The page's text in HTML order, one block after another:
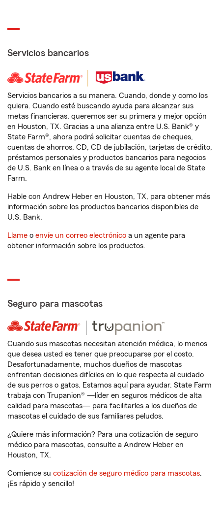
Servicios bancarios
Servicios bancarios a su manera. Cuando, donde y como los
quiera. Cuando esté buscando ayuda para alcanzar sus
metas financieras, queremos ser su primera y mejor opción
en Houston, TX. Gracias a una alianza entre U.S. Bank® y
State Farm®, ahora podrá solicitar cuentas de cheques,
cuentas de ahorros, CD, CD de jubilación, tarjetas de crédito,
préstamos personales y productos bancarios para negocios
de U.S. Bank en línea o a través de su agente local de State
Farm.
Hable con Andrew Heber en Houston, TX, para obtener más
información sobre los productos bancarios disponibles de
U.S. Bank.
Llame o envíe un correo electrónico a un agente para
obtener información sobre los productos.
Seguro para mascotas
Cuando sus mascotas necesitan atención médica, lo menos
que desea usted es tener que preocuparse por el costo.
Desafortunadamente, muchos dueños de mascotas
enfrentan decisiones difíciles en lo que respecta al cuidado
de sus perros o gatos. Estamos aquí para ayudar. State Farm
trabaja con Trupanion® —líder en seguros médicos de alta
calidad para mascotas— para facilitarles a los dueños de
mascotas el cuidado de sus familiares peludos.
¿Quiere más información? Para una cotización de seguro
médico para mascotas, consulte a Andrew Heber en
Houston, TX.
Comience su cotización de seguro médico para mascotas.
¡Es rápido y sencillo!